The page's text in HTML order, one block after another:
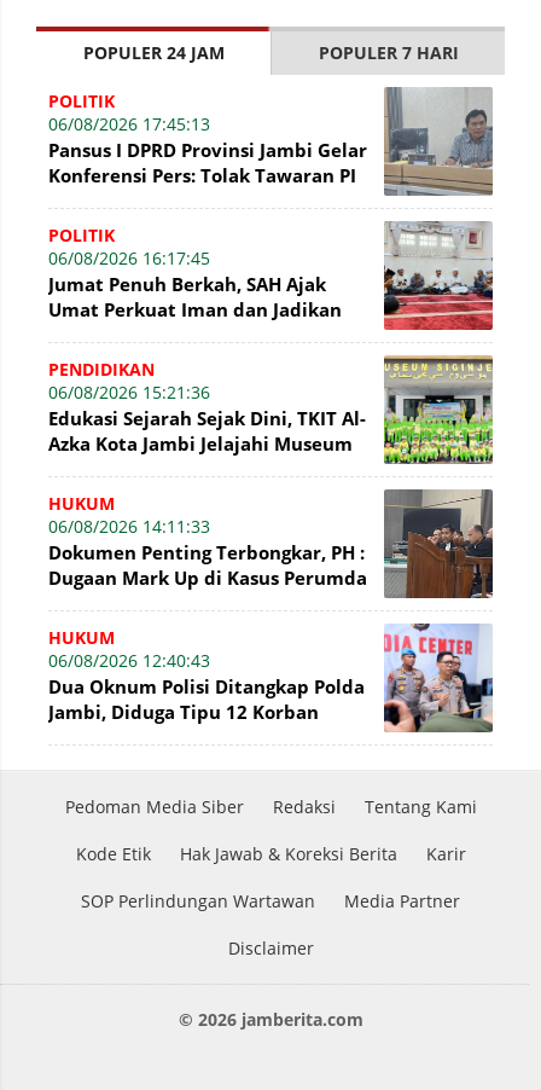
POPULER 24 JAM POPULER 7 HARI
POLITIK
06/08/2026 17:45:13
Pansus I DPRD Provinsi Jambi Gelar
Konferensi Pers: Tolak Tawaran PI
POLITIK
06/08/2026 16:17:45
Jumat Penuh Berkah, SAH Ajak
Umat Perkuat Iman dan Jadikan
Membangun Bangsa
PENDIDIKAN
06/08/2026 15:21:36
Edukasi Sejarah Sejak Dini, TKIT Al-
Azka Kota Jambi Jelajahi Museum
HUKUM
06/08/2026 14:11:33
Dokumen Penting Terbongkar, PH :
Dugaan Mark Up di Kasus Perumda
HUKUM
06/08/2026 12:40:43
Dua Oknum Polisi Ditangkap Polda
Jambi, Diduga Tipu 12 Korban
Pedoman Media Siber Redaksi Tentang Kami
Kode Etik Hak Jawab & Koreksi Berita Karir
SOP Perlindungan Wartawan Media Partner
Disclaimer
© 2026 jamberita.com